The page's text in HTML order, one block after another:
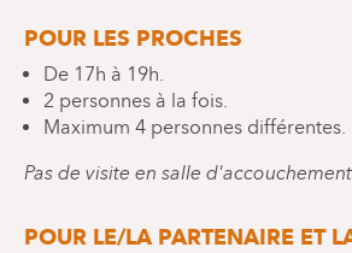
POUR LES PROCHES
De 17h à 19h.
2 personnes à la fois.
Maximum 4 personnes différentes.
Pas de visite en salle
POUR LE/LA PARTENAIRE ET